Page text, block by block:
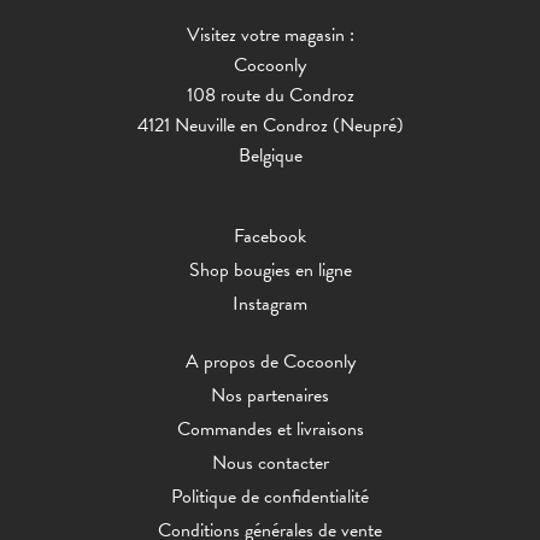
Visitez votre magasin :
Cocoonly
108 route du Condroz
4121 Neuville en Condroz (Neupré)
Belgique
Facebook
Shop bougies en ligne
Instagram
A propos de Cocoonly
Nos partenaires
Commandes et livraisons
Nous contacter
Politique de confidentialité
Conditions générales de vente